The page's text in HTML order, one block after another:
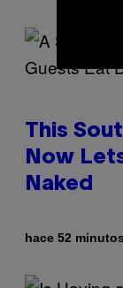
This
Now
Naked
hace 52 minutos